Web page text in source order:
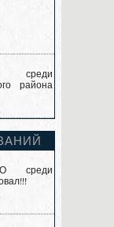
среди
района
среди